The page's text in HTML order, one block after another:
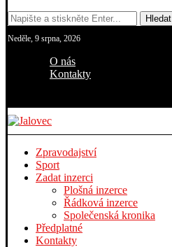
Hledat
Neděle, 9 srpna, 2026
O nás
Kontakty
Zpravodajství
Sport
Zadat inzerci
Plošná inzerce
Řádková inzerce
Společenská kronika
Předplatné
Kontakty